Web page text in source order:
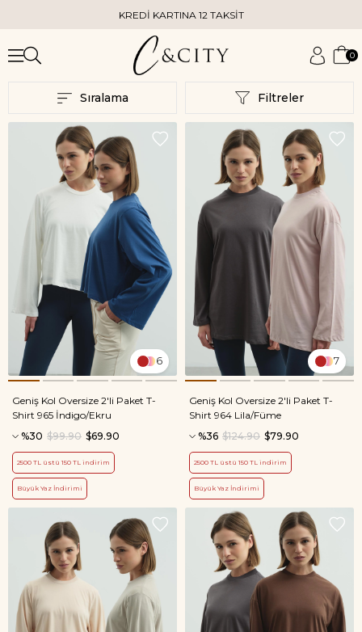
KREDİ KARTINA 12 TAKSİT
0
Filtreler
Sıralama
6
Geniş Kol Oversize 2'li Paket T-
Shirt 965 İndigo/Ekru
%30
$69.90
$99.90
2500 TL üstü 150 TL indirim
Büyük Yaz İndirimi
7
Geniş Kol Oversize 2'li Paket T-
Shirt 964 Lila/Füme
%36
$79.90
$124.90
2500 TL üstü 150 TL indirim
Büyük Yaz İndirimi